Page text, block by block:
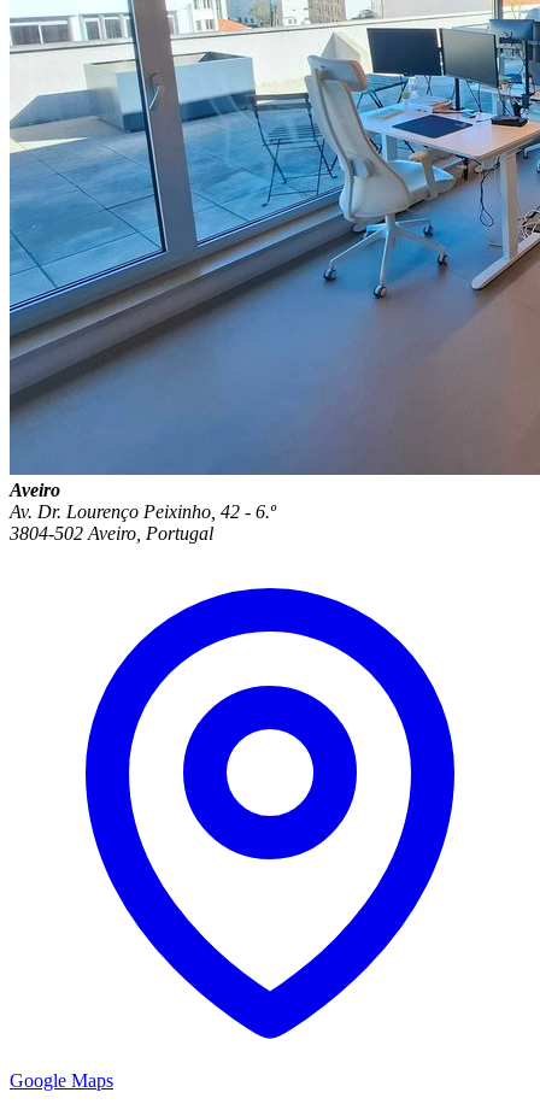
Aveiro
Av. Dr. Lourenço Peixinho, 42 - 6.º
3804-502 Aveiro, Portugal
Google Maps